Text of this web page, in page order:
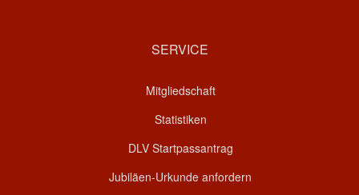
SERVICE
Mitgliedschaft
Statistiken
DLV Startpassantrag
Jubiläen-Urkunde anfordern